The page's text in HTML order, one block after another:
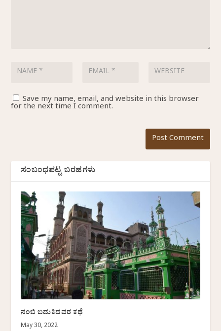
Save my name, email, and website in this browser
for the next time I comment.
ಸಂಬಂಧಪಟ್ಟ ಬರಹಗಳು
ನಂಬಿ ಬದುಕಿದವರ ಕಥೆ
May 30, 2022